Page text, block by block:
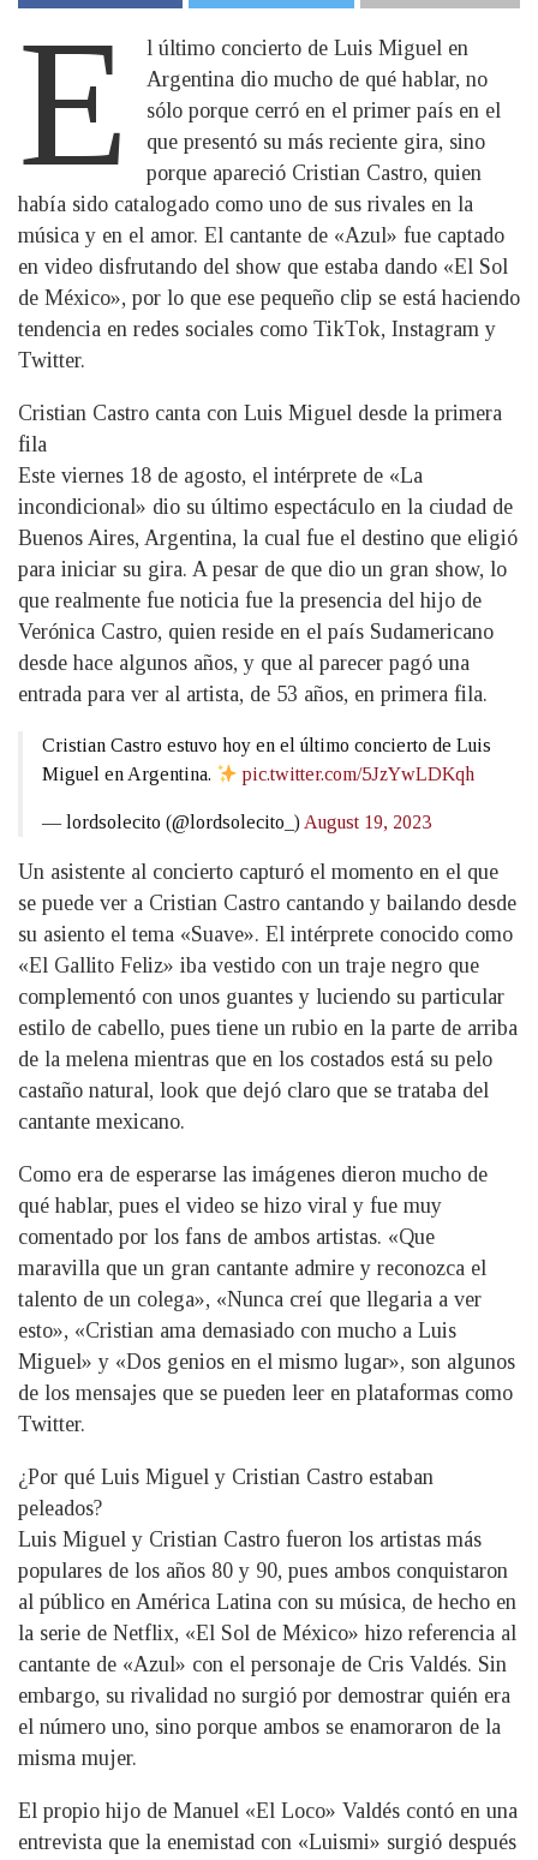
E
l último concierto de Luis Miguel en
Argentina dio mucho de qué hablar, no
sólo porque cerró en el primer país en el
que presentó su más reciente gira, sino
porque apareció Cristian Castro, quien
había sido catalogado como uno de sus rivales en la
música y en el amor. El cantante de «Azul» fue captado
en video disfrutando del show que estaba dando «El Sol
de México», por lo que ese pequeño clip se está haciendo
tendencia en redes sociales como TikTok, Instagram y
Twitter.
Cristian Castro canta con Luis Miguel desde la primera
fila
Este viernes 18 de agosto, el intérprete de «La
incondicional» dio su último espectáculo en la ciudad de
Buenos Aires, Argentina, la cual fue el destino que eligió
para iniciar su gira. A pesar de que dio un gran show, lo
que realmente fue noticia fue la presencia del hijo de
Verónica Castro, quien reside en el país Sudamericano
desde hace algunos años, y que al parecer pagó una
entrada para ver al artista, de 53 años, en primera fila.
Cristian Castro estuvo hoy en el último concierto de Luis
Miguel en Argentina.
pic.twitter.com/5JzYwLDKqh
— lordsolecito (@lordsolecito_) August 19, 2023
Un asistente al concierto capturó el momento en el que
se puede ver a Cristian Castro cantando y bailando desde
su asiento el tema «Suave». El intérprete conocido como
«El Gallito Feliz» iba vestido con un traje negro que
complementó con unos guantes y luciendo su particular
estilo de cabello, pues tiene un rubio en la parte de arriba
de la melena mientras que en los costados está su pelo
castaño natural, look que dejó claro que se trataba del
cantante mexicano.
Como era de esperarse las imágenes dieron mucho de
qué hablar, pues el video se hizo viral y fue muy
comentado por los fans de ambos artistas. «Que
maravilla que un gran cantante admire y reconozca el
talento de un colega», «Nunca creí que llegaria a ver
esto», «Cristian ama demasiado con mucho a Luis
Miguel» y «Dos genios en el mismo lugar», son algunos
de los mensajes que se pueden leer en plataformas como
Twitter.
¿Por qué Luis Miguel y Cristian Castro estaban
peleados?
Luis Miguel y Cristian Castro fueron los artistas más
populares de los años 80 y 90, pues ambos conquistaron
al público en América Latina con su música, de hecho en
la serie de Netflix, «El Sol de México» hizo referencia al
cantante de «Azul» con el personaje de Cris Valdés. Sin
embargo, su rivalidad no surgió por demostrar quién era
el número uno, sino porque ambos se enamoraron de la
misma mujer.
El propio hijo de Manuel «El Loco» Valdés contó en una
entrevista que la enemistad con «Luismi» surgió después